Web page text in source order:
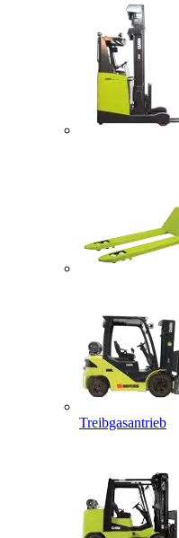
Treibgasantrieb